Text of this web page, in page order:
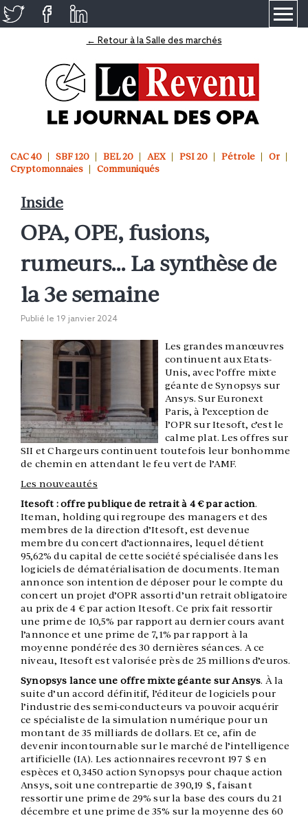
← Retour à la Salle des marchés
CAC 40 SBF 120 BEL 20 AEX PSI 20 Pétrole
Or
Cryptomonnaies
Communiqués
Inside
OPA, OPE, fusions,
rumeurs… La synthèse de
la 3e semaine
Publié le 19 janvier 2024
Les grandes manœuvres
continuent aux Etats-
Unis, avec l’offre mixte
géante de Synopsys sur
Ansys. Sur Euronext
Paris, à l’exception de
l’OPR sur Itesoft, c’est le
calme plat. Les offres sur
SII et Chargeurs continuent toutefois leur bonhomme
de chemin en attendant le feu vert de l’AMF.
Les nouveautés
Itesoft : offre publique de retrait à 4 € par action.
Iteman, holding qui regroupe des managers et des
membres de la direction d’Itesoft, est devenue
membre du concert d’actionnaires, lequel détient
95,62% du capital decette société spécialisée dans les
logiciels de dématérialisation de documents.Iteman
annonce son intention de déposer pour le compte du
concert un projet d’OPR assorti d’un retrait obligatoire
au prix de 4 € par action Itesoft. Ce prix fait ressortir
une prime de 10,5% par rapport au dernier cours avant
l’annonce et une prime de 7,1% par rapport à la
moyenne pondérée des 30 dernières séances. A ce
niveau, Itesoft est valorisée près de 25 millions d’euros.
Synopsys lance une offre mixte géante sur Ansys. À la
suite d’un accord définitif, l’éditeur de logiciels pour
l’industrie des semi-conducteurs va pouvoir acquérir
ce spécialiste de la simulation numérique pour un
montant de 35 milliards de dollars. Et ce, afin de
devenir incontournable sur le marché de l’intelligence
artificielle (IA). Les actionnaires recevront 197 $ en
espèces et 0,3450 action Synopsys pour chaque action
Ansys, soit une contrepartie de 390,19 $, faisant
ressortir une prime de 29% sur la base des cours du 21
décembre et une prime de 35% sur la moyenne des 60